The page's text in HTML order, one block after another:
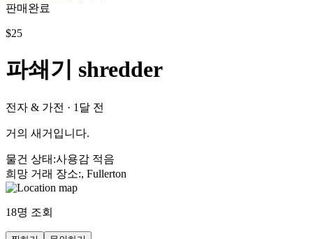
판매완료
$25
파쇄기 shredder
전자 & 가전 · 1달 전
거의 새거입니다.
물건 상태 :사용감 적음
희망 거래 장소:, Fullerton
18명 조회